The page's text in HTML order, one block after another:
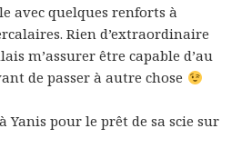
avec quelques renforts à
Rien d’extraordinaire
m’assurer être capable d’au
de passer à autre chose
Yanis pour le prêt de sa scie sur